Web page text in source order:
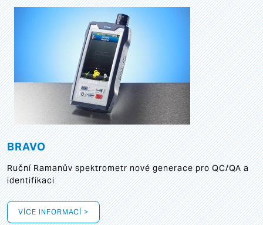
BRAVO
Ruční Ramanův spektrometr nové generace pro QC/QA a
identifikaci
VÍCE INFORMACÍ >